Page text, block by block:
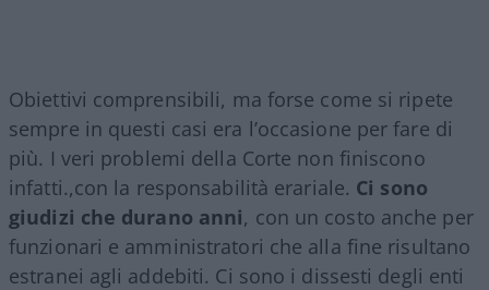
Obiettivi comprensibili, ma forse come si ripete
sempre in questi casi era l’occasione per fare di
più. I veri problemi della Corte non finiscono
infatti.,con la responsabilità erariale. Ci sono
giudizi che durano anni, con un costo anche per
funzionari e amministratori che alla fine risultano
estranei agli addebiti. Ci sono i dissesti degli enti